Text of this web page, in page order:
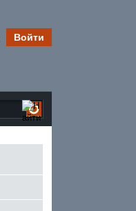
Войти